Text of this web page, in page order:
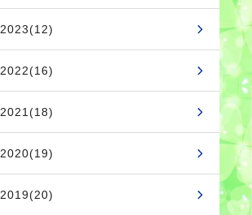
2023(12)
2022(16)
2021(18)
2020(19)
2019(20)